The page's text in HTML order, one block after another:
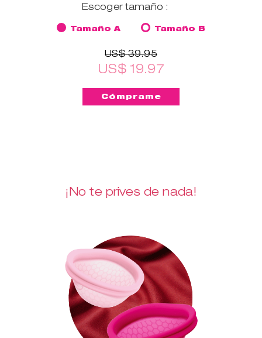
Escoger tamaño :
Tamaño A Tamaño B
US$ 39.95
US$ 19.97
¡No te prives de nada!